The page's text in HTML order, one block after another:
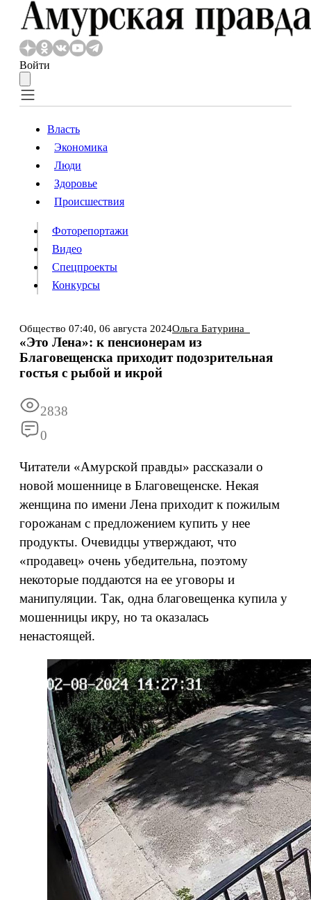
Войти
Власть
Происшествия
Видео
Конкурсы
Подписка Реклама Все новости
Власть
Экономика
Люди
Здоровье
Происшествия
Фоторепортажи
Видео
Спецпроекты
Конкурсы
Общество 07:40, 06 августа 2024Ольга Батурина
«Это Лена»: к пенсионерам из
Благовещенска приходит подозрительная
гостья с рыбой и икрой
2838
0
Читатели «Амурской правды» рассказали о
новой мошеннице в Благовещенске. Некая
женщина по имени Лена приходит к пожилым
горожанам с предложением купить у нее
продукты. Очевидцы утверждают, что
«продавец» очень убедительна, поэтому
некоторые поддаются на ее уговоры и
манипуляции. Так, одна благовещенка купила у
мошенницы икру, но та оказалась
ненастоящей.